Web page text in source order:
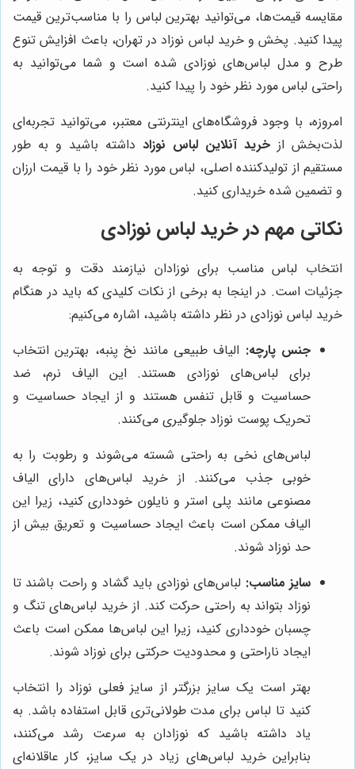
مقایسه قیمت‌ها، می‌توانید بهترین لباس را با مناسب‌ترین قیمت
پیدا کنید. پخش و خرید لباس نوزاد در تهران، باعث افزایش تنوع
طرح و مدل لباس‌های نوزادی شده است و شما می‌توانید به
راحتی لباس مورد نظر خود را پیدا کنید.
امروزه، با وجود فروشگاه‌های اینترنتی معتبر، می‌توانید تجربه‌ای
لذت‌بخش از خرید آنلاین لباس نوزاد داشته باشید و به طور
مستقیم از تولیدکننده اصلی، لباس مورد نظر خود را با قیمت ارزان
و تضمین شده خریداری کنید.
نکاتی مهم در خرید لباس نوزادی
انتخاب لباس مناسب برای نوزادان نیازمند دقت و توجه به
جزئیات است. در اینجا به برخی از نکات کلیدی که باید در هنگام
خرید لباس نوزادی در نظر داشته باشید، اشاره می‌کنیم:
جنس پارچه: الیاف طبیعی مانند نخ پنبه، بهترین انتخاب
برای لباس‌های نوزادی هستند. این الیاف نرم، ضد
حساسیت و قابل تنفس هستند و از ایجاد حساسیت و
تحریک پوست نوزاد جلوگیری می‌کنند.
لباس‌های نخی به راحتی شسته می‌شوند و رطوبت را به
خوبی جذب می‌کنند. از خرید لباس‌های دارای الیاف
مصنوعی مانند پلی استر و نایلون خودداری کنید، زیرا این
الیاف ممکن است باعث ایجاد حساسیت و تعریق بیش از
حد نوزاد شوند.
سایز مناسب: لباس‌های نوزادی باید گشاد و راحت باشند تا
نوزاد بتواند به راحتی حرکت کند. از خرید لباس‌های تنگ و
چسبان خودداری کنید، زیرا این لباس‌ها ممکن است باعث
ایجاد ناراحتی و محدودیت حرکتی برای نوزاد شوند.
بهتر است یک سایز بزرگتر از سایز فعلی نوزاد را انتخاب
کنید تا لباس برای مدت طولانی‌تری قابل استفاده باشد. به
یاد داشته باشید که نوزادان به سرعت رشد می‌کنند،
بنابراین خرید لباس‌های زیاد در یک سایز، کار عاقلانه‌ای